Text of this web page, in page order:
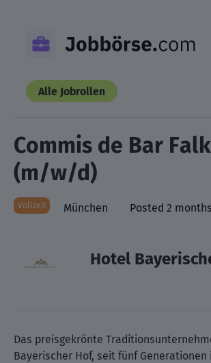
content
Alle Jobrollen
Commis de Bar
(m/w/d)
Vollzeit München Posted 2
Hotel
Das preisgekrönte
Bayerischer Hof, seit fünf Generationen